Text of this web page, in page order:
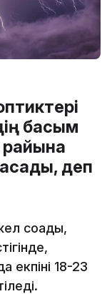
басым
райына
деп
соғады,
екпіні 18-23